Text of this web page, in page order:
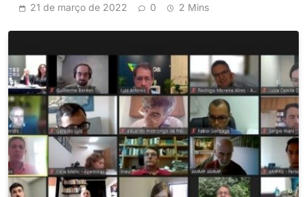
21 de março de 2022 0 2 Mins